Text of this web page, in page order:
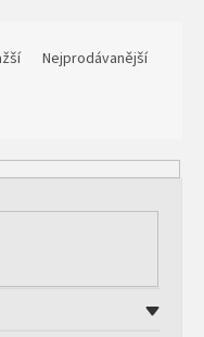
Nejprodávanější